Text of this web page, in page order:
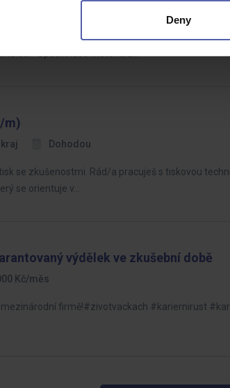
Deny
cenových nabídek na základě zadávací
• Specifikace materiálů…
m)
Dohodou
se zkušenostmi. Rád/a pracuješ s tiskovou
se orientuje v…
výdělek ve zkušební době
Kč/měs
firmě!#zivotvackach #kariernirust